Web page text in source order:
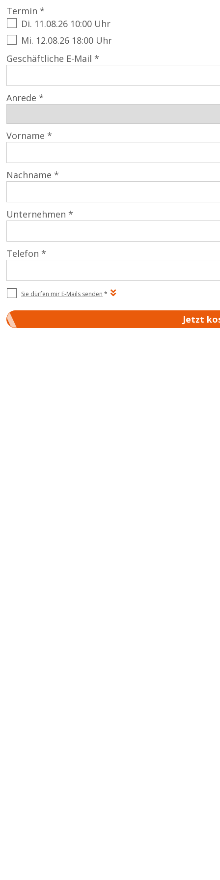
Termin *
Di. 11.08.26 10:00 Uhr
Mi. 12.08.26 18:00 Uhr
Geschäftliche E-Mail *
Anrede *
Vorname *
Nachname *
Unternehmen *
Telefon *
Sie dürfen mir E-Mails senden *
Jetzt